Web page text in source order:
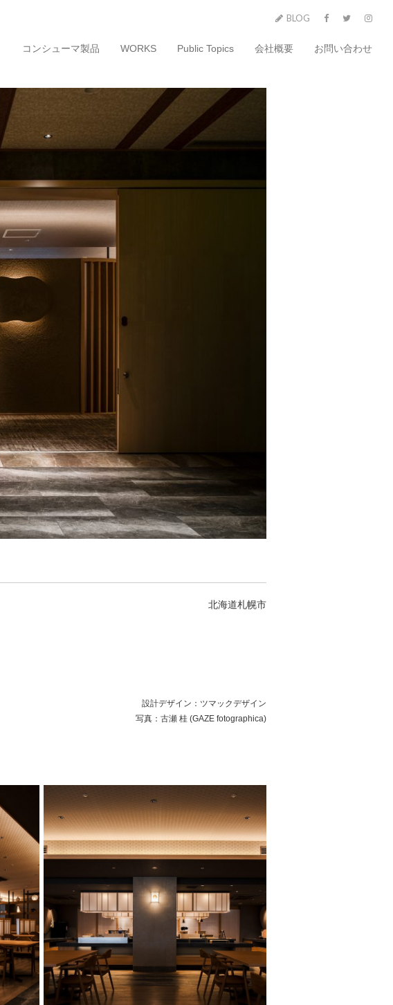
BLOG
コンシューマ製品 WORKS Public Topics 会社概要 お問い合わせ
北海道札幌市
設計デザイン：ツマックデザイン
写真：古瀬 桂 (GAZE fotographica)